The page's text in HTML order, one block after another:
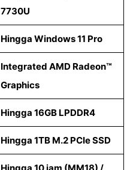
7730U
Hingga Windows 11 Pro
Integrated AMD Radeon™
Graphics
Hingga 16GB LPDDR4
Hingga 1TB M.2 PCIe SSD